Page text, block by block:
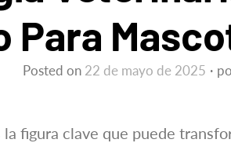
Posted on 22 de mayo de 2025
figura clave que puede